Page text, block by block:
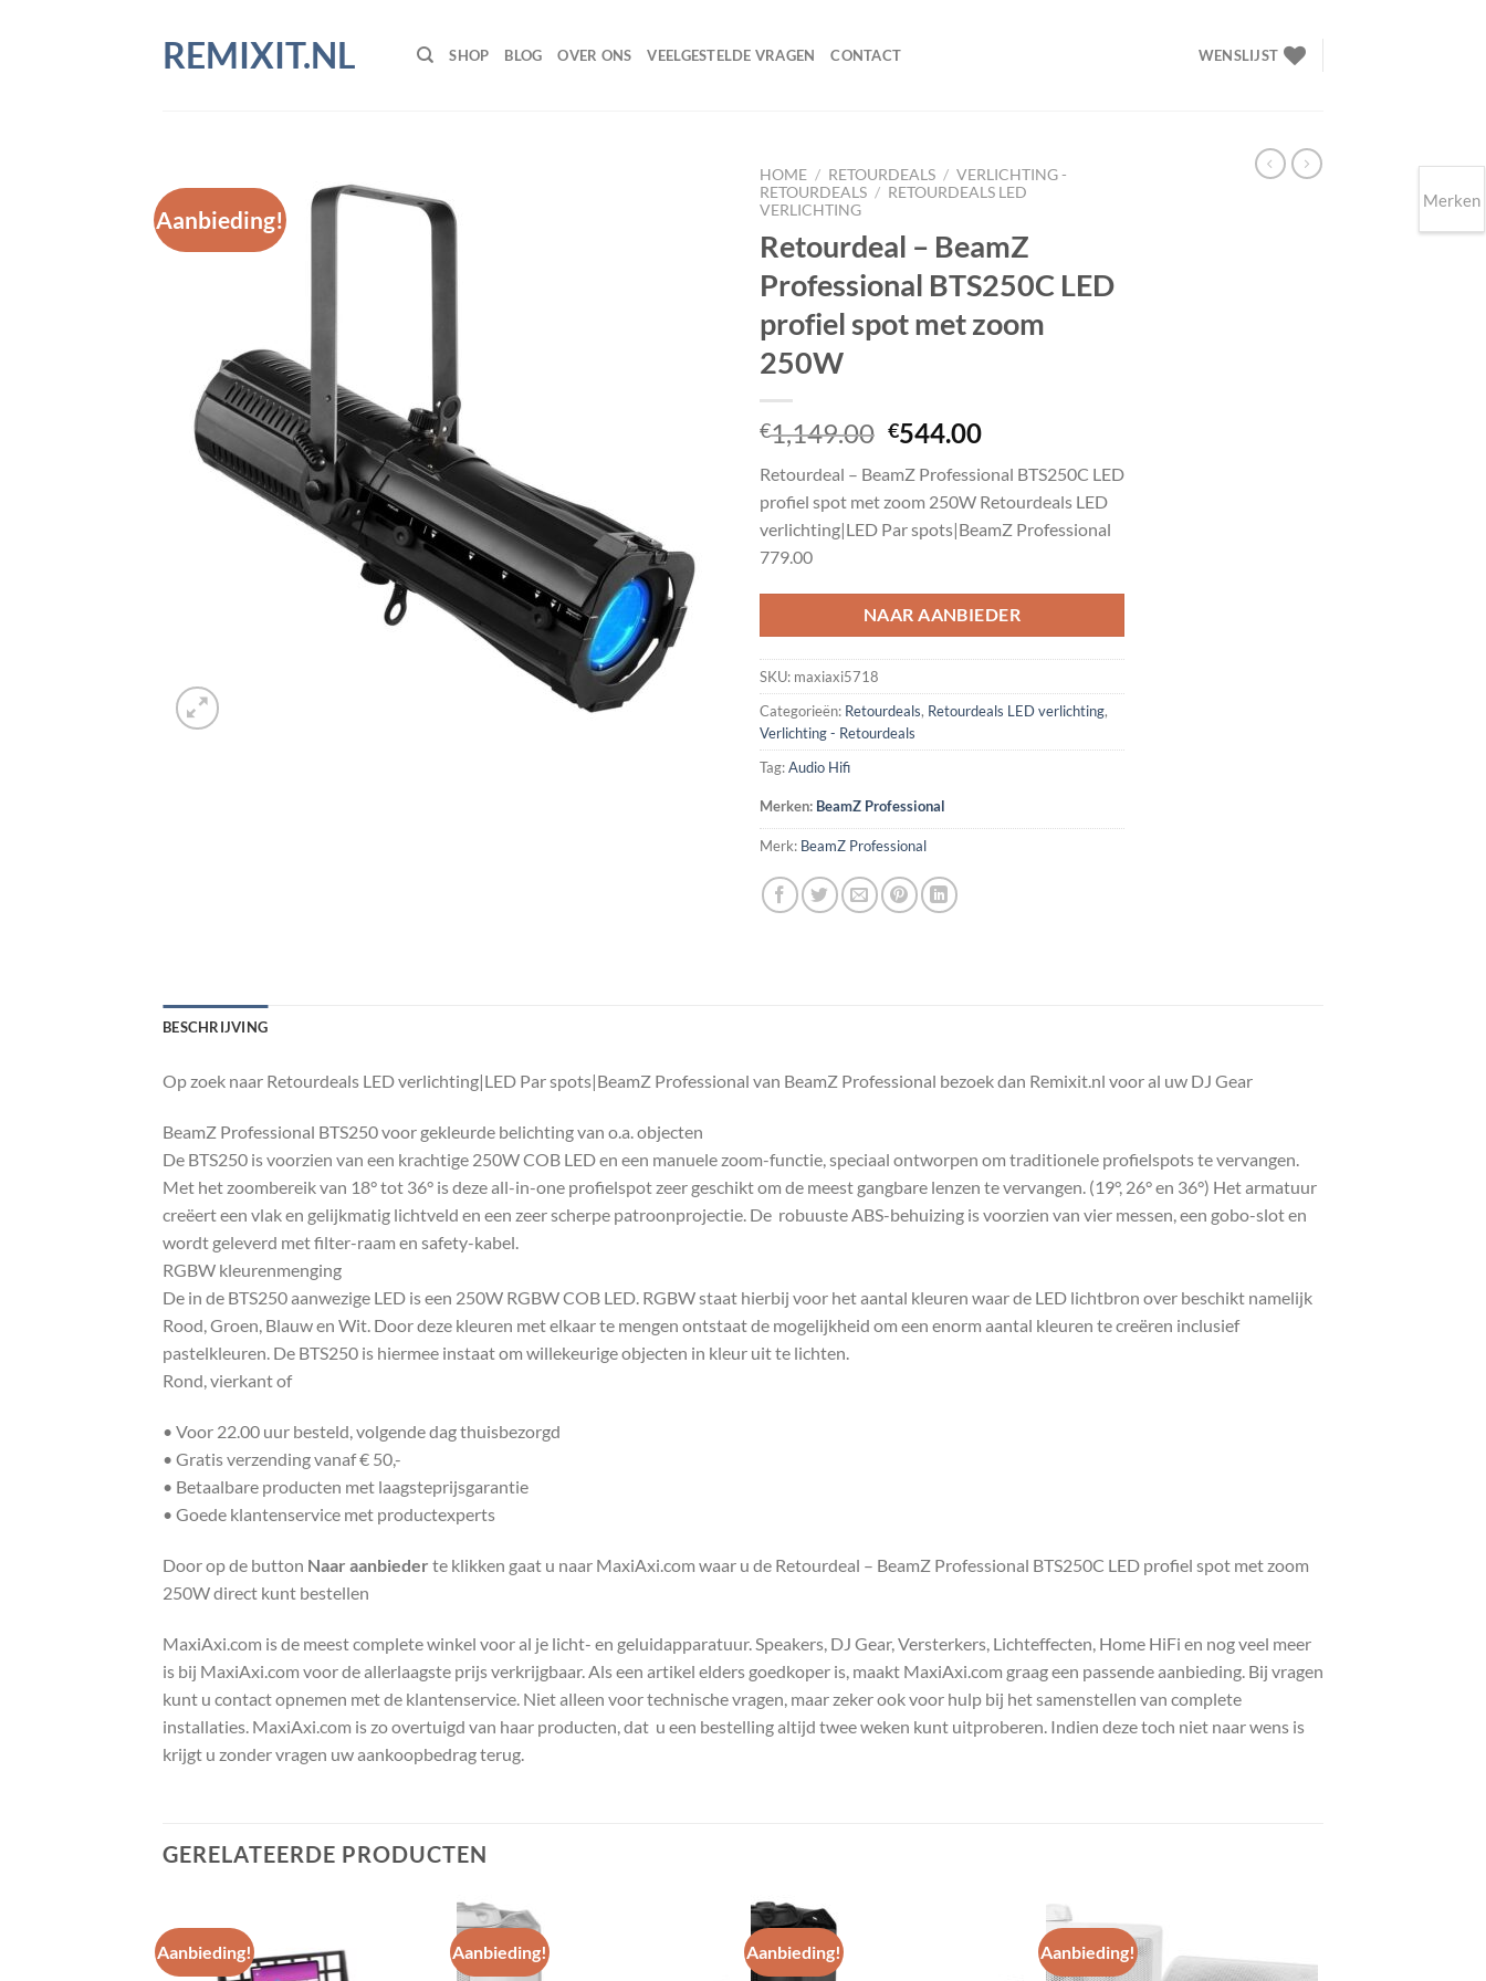
REMIXIT.NL SHOP BLOG OVER ONS VEELGESTELDE VRAGEN CONTACT WENSLIJST
Aanbieding!
HOME / RETOURDEALS / VERLICHTING -
RETOURDEALS / RETOURDEALS LED
VERLICHTING
Retourdeal – BeamZ
Professional BTS250C LED
profiel spot met zoom
250W
€1,149.00 Oorspronkelijke
was:
€1,149.00.
€544.00Huidige
is:
€544.00.
Retourdeal – BeamZ Professional BTS250C LED
profiel spot met zoom 250W Retourdeals LED
verlichting|LED Par spots|BeamZ Professional
779.00
NAAR AANBIEDER
SKU: maxiaxi5718
Categorieën: Retourdeals, Retourdeals LED verlichting,
Verlichting - Retourdeals
Tag:Audio Hifi
Merken: BeamZ Professional
Merk: BeamZ Professional
BESCHRIJVING
Op zoek naar Retourdeals LED verlichting|LED Par spots|BeamZ Professional van BeamZ Professional bezoek dan Remixit.nl voor al uw DJ Gear
BeamZ Professional BTS250 voor gekleurde belichting van o.a. objecten
De BTS250 is voorzien van een krachtige 250W COB LED en een manuele zoom-functie, speciaal ontworpen om traditionele profielspots te vervangen.
Met het zoombereik van 18° tot 36° is deze all-in-one profielspot zeer geschikt om de meest gangbare lenzen te vervangen. (19°, 26° en 36°) Het armatuur
creëert een vlak en gelijkmatig lichtveld en een zeer scherpe patroonprojectie. De robuuste ABS-behuizing is voorzien van vier messen, een gobo-slot en
wordt geleverd met filter-raam en safety-kabel.
RGBW kleurenmenging
De in de BTS250 aanwezige LED is een 250W RGBW COB LED. RGBW staat hierbij voor het aantal kleuren waar de LED lichtbron over beschikt namelijk
Rood, Groen, Blauw en Wit. Door deze kleuren met elkaar te mengen ontstaat de mogelijkheid om een enorm aantal kleuren te creëren inclusief
pastelkleuren. De BTS250 is hiermee instaat om willekeurige objecten in kleur uit te lichten.
Rond, vierkant of
• Voor 22.00 uur besteld, volgende dag thuisbezorgd
• Gratis verzending vanaf € 50,-
• Betaalbare producten met laagsteprijsgarantie
• Goede klantenservice met productexperts
Door op de button Naar aanbieder te klikken gaat u naar MaxiAxi.com waar u de Retourdeal – BeamZ Professional BTS250C LED profiel spot met zoom
250W direct kunt bestellen
MaxiAxi.com is de meest complete winkel voor al je licht- en geluidapparatuur. Speakers, DJ Gear, Versterkers, Lichteffecten, Home HiFi en nog veel meer
is bij MaxiAxi.com voor de allerlaagste prijs verkrijgbaar. Als een artikel elders goedkoper is, maakt MaxiAxi.com graag een passende aanbieding. Bij vragen
kunt u contact opnemen met de klantenservice. Niet alleen voor technische vragen, maar zeker ook voor hulp bij het samenstellen van complete
installaties. MaxiAxi.com is zo overtuigd van haar producten, dat u een bestelling altijd twee weken kunt uitproberen. Indien deze toch niet naar wens is
krijgt u zonder vragen uw aankoopbedrag terug.
GERELATEERDE PRODUCTEN
Aanbieding! Aanbieding! Aanbieding! Aanbieding!
Merken